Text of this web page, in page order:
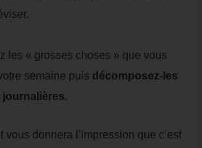
les « grosses choses » que vous
semaine puis décomposez-les
journalières.
vous donnera l’impression que c’est